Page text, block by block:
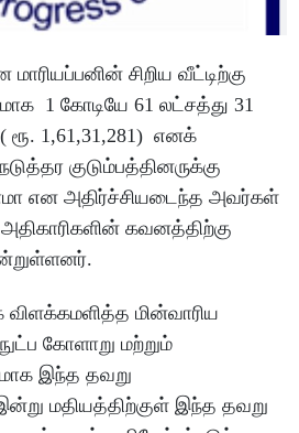
சிறிய வீட்டிற்கு
1 கோடியே 61 லட்சத்து 31
ரூ. 1,61,31,281) எனக்
நடுத்தர குடும்பத்தினருக்கு
என அதிர்ச்சியடைந்த அவர்கள்
கவனத்திற்கு
மின்வாரிய
கோளாறு மற்றும்
இந்த தவறு
மதியத்திற்குள் இந்த தவறு